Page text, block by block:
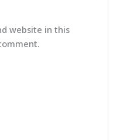
website in this